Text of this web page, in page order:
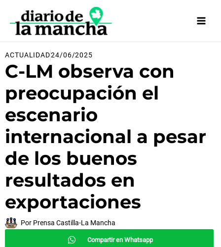
contenido
ACTUALIDAD24/06/2025
C-LM observa con
preocupación el
escenario
internacional a pesar
de los buenos
resultados en
exportaciones
Por Prensa Castilla-La Mancha
Compartir en Whatsapp